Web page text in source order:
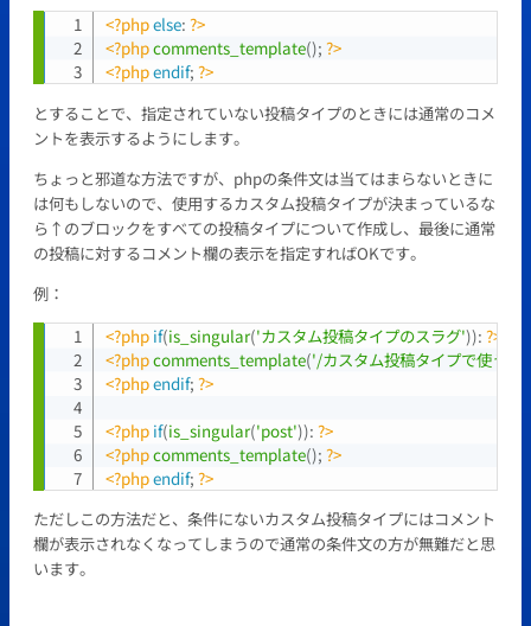
<?phpelse: ?>
<?phpcomments_template(); ?>
<?phpendif; ?>
とすることで、指定されていない投稿タイプのときには通常のコメ
ントを表示するようにします。
ちょっと邪道な方法ですが、phpの条件文は当てはまらないときに
は何もしないので、使用するカスタム投稿タイプが決まっているな
ら↑のブロックをすべての投稿タイプについて作成し、最後に通常
の投稿に対するコメント欄の表示を指定すればOKです。
例：
<?php if(is_singular('カスタム投稿タイプのスラグ')): ?>
<?phpcomments_template('/カスタム投稿タイプで使う
<?phpendif; ?>
<?php if(is_singular('post')): ?>
<?phpcomments_template(); ?>
<?phpendif; ?>
Copy
ただしこの方法だと、条件にないカスタム投稿タイプにはコメント
欄が表示されなくなってしまうので通常の条件文の方が無難だと思
います。